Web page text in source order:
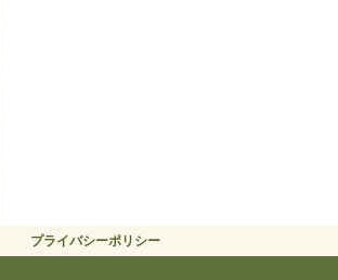
プライバシーポリシー